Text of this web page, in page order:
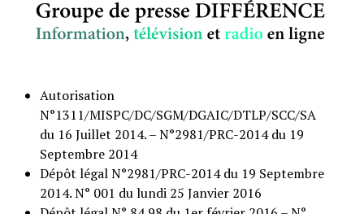
Autorisation
N°1311/MISPC/DC/SGM/DGAIC/DTLP/SCC/SA
du 16 Juillet 2014. – N°2981/PRC-2014 du 19
Septembre 2014
Dépôt légal N°2981/PRC-2014 du 19 Septembre
2014. N° 001 du lundi 25 Janvier 2016